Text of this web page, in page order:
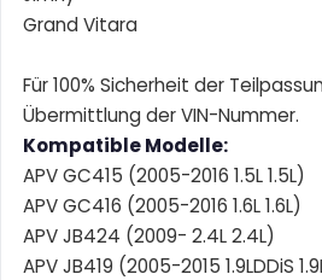
Grand Vitara
Für 100% Sicherheit der
Übermittlung der VIN-Nummer.
Kompatible Modelle:
APV GC415 (2005-2016 1.5L 1.5L)
APV GC416 (2005-2016 1.6L 1.6L)
APV JB424 (2009- 2.4L 2.4L)
APV JB419 (2005-2015 1.9LDDiS